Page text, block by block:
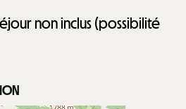
non inclus (possibilité